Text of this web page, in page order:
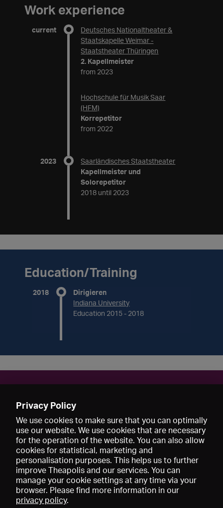
Work experience
current
Deutsches Nationaltheater &
Staatskapelle Weimar -
Staatstheater Thüringen
2. Kapellmeister
from 2023
Hochschule für Musik Saar
(HFM)
Korrepetitor
from 2022
2023
Saarländisches Staatstheater
Kapellmeister und
Solorepetitor
2018 until 2023
Education/Training
2018
Dirigieren
Indiana University
Education 2015 - 2018
nathanfblair@gmail.com
Privacy Policy
We use cookies to make sure that you can optimally
use our website. We use cookies that are necessary
for the operation of the website. You can also allow
cookies for statistical, marketing and
personalisation purposes. This helps us to further
improve Theapolis and our services. You can
manage your cookie settings at any time via your
browser. Please find more information in our
privacy policy.